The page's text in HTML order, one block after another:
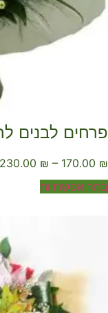
לבנים
170.00
–
₪
230.00
אפשרויות